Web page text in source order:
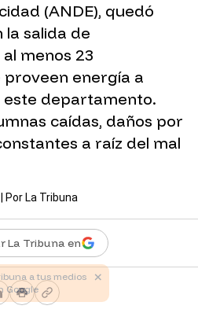
(ANDE), quedó
salida de
menos 23
energía a
este departamento.
caídas, daños por
a raíz del mal
| Por La Tribuna
La Tribuna en
PrintCopy link